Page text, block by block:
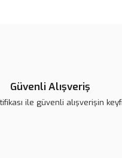
Güvenli Alışveriş
ile güvenli alışverişin